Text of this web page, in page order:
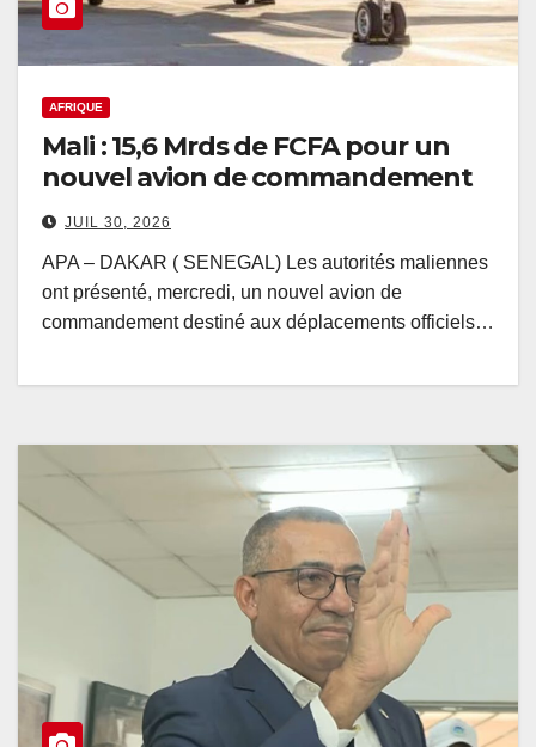
AFRIQUE
Mali : 15,6 Mrds de FCFA pour un
nouvel avion de commandement
JUIL 30, 2026
APA – DAKAR ( SENEGAL) Les autorités maliennes
ont présenté, mercredi, un nouvel avion de
commandement destiné aux déplacements officiels…